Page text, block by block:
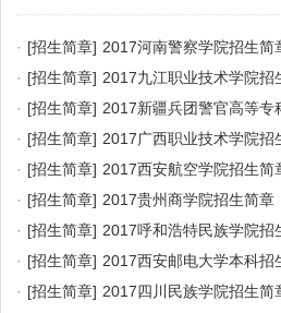
· [招生简章] 2017河南警察学院招生简
· [招生简章] 2017九江职业技术学院招
· [招生简章] 2017新疆兵团警官高等专
· [招生简章] 2017广西职业技术学院招
· [招生简章] 2017西安航空学院招生简
· [招生简章] 2017贵州商学院招生简章
· [招生简章] 2017呼和浩特民族学院招
· [招生简章] 2017西安邮电大学本科招
· [招生简章] 2017四川民族学院招生简